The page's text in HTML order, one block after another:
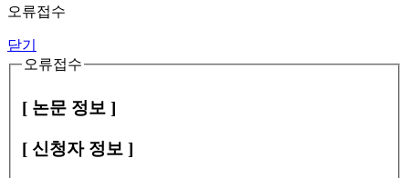
오류접수
닫기
오류접수
[ 논문 정보 ]
[ 신청자 정보 ]